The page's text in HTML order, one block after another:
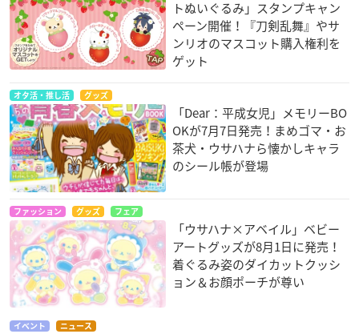
トぬいぐるみ」スタンプキャン
ペーン開催！『刀剣乱舞』やサ
ンリオのマスコット購入権利を
ゲット
オタ活・推し活 グッズ
「Dear：平成女児」メモリーBO
OKが7月7日発売！まめゴマ・お
茶犬・ウサハナら懐かしキャラ
のシール帳が登場
ファッション グッズ フェア
「ウサハナ×アベイル」ベビー
アートグッズが8月1日に発売！
着ぐるみ姿のダイカットクッシ
ョン＆お顔ポーチが尊い
イベント ニュース